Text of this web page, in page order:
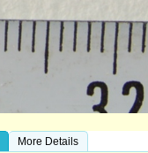
More Details